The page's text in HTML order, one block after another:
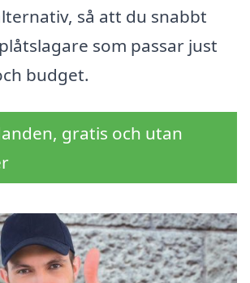
så att du snabbt
som passar just
budget.
gratis och utan